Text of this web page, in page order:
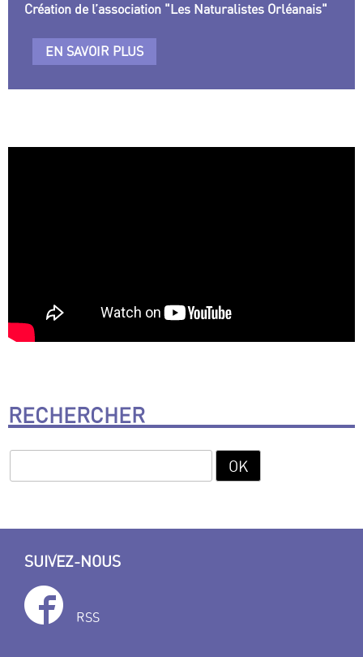
Création de l’association "Les Naturalistes Orléanais"
EN SAVOIR PLUS
RECHERCHER
SUIVEZ-NOUS
RSS